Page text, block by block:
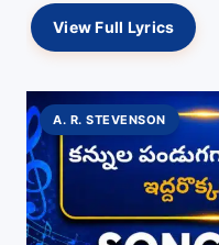
through every trial.
View Full Lyrics
A. R. STEVENSON